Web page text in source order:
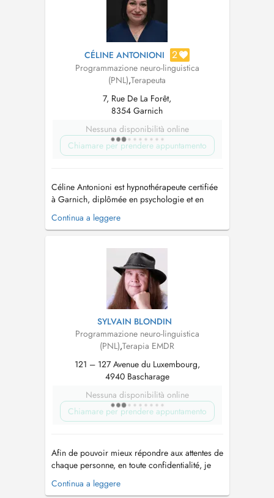
CÉLINE ANTONIONI 2
Programmazione neuro-linguistica
(PNL),Terapeuta
7, Rue De La Forêt,
8354 Garnich
Nessuna disponibilità online
Chiamare per prendere appuntamento
Céline Antonioni est hypnothérapeute certifiée
à Garnich, diplômée en psychologie et en
coaching, spécialisée en psycho-traumatisme,
gestion du poids et neuro-atypie. Elle propose
bienveillant, respectueux de la singularité de
chacun. Son approche intégrative ass...
Continua a leggere
SYLVAIN BLONDIN
Programmazione neuro-linguistica
(PNL),Terapia EMDR
121 – 127 Avenue du Luxembourg,
4940 Bascharage
Nessuna disponibilità online
Chiamare per prendere appuntamento
Afin de pouvoir mieux répondre aux attentes de
chaque personne, en toute confidentialité, je
propose des programmes
individualisés, adaptés et évolutifs en tenant
Continua a leggere